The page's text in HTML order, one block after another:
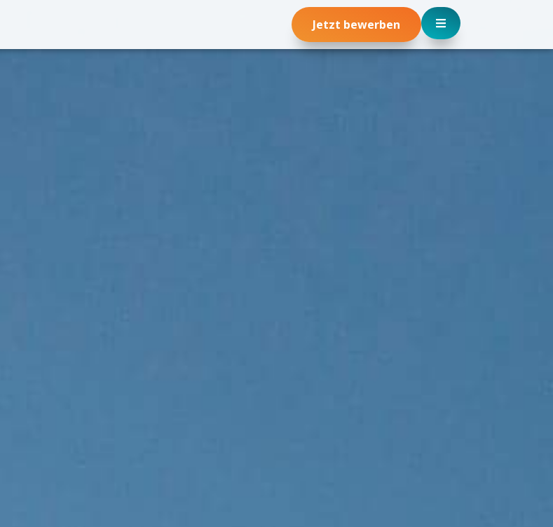
Jetzt bewerben